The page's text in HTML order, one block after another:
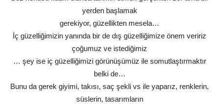
yerden başlamak
gerekiyor, güzellikten mesela…
İç güzelliğimizin yanında bir de dış güzelliğimize önem veririz
çoğumuz ve istediğimiz
… şey ise iç güzelliğimizi görünüşümüz ile somutlaştırmaktır
belki de…
Bunu da gerek giyimi, takısı, saç şekli vs ile yaparız, renklerin,
süslerin, tasarımların